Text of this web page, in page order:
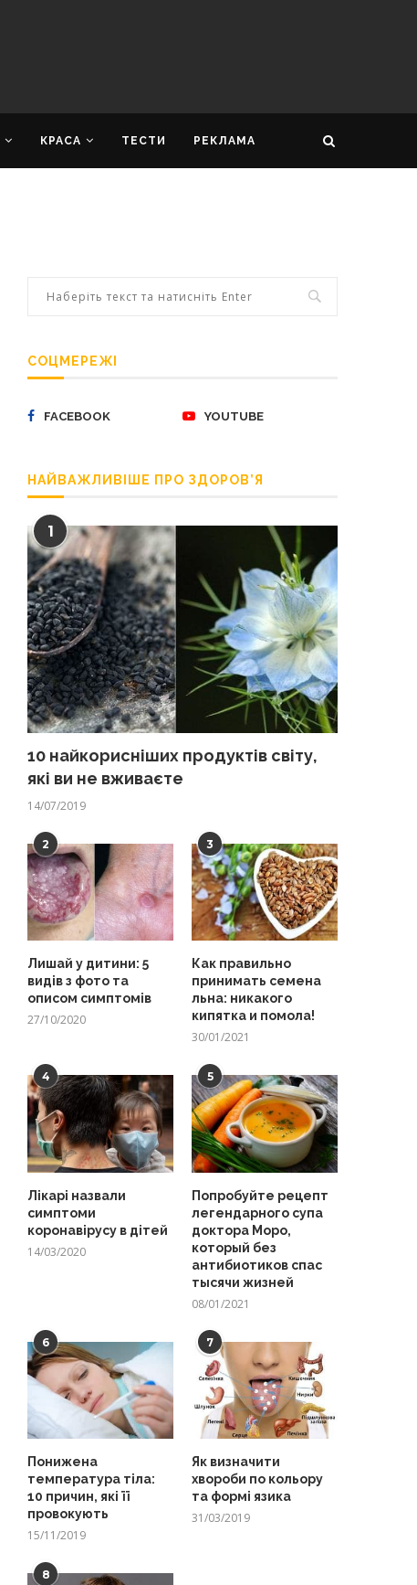
КРАСА ТЕСТИ РЕКЛАМА
СОЦМЕРЕЖІ
FACEBOOK YOUTUBE
НАЙВАЖЛИВІШЕ ПРО ЗДОРОВ’Я
1
10 найкорисніших продуктів світу,
які ви не вживаєте
14/07/2019
2
Лишай у дитини: 5
видів з фото та
описом симптомів
27/10/2020
3
Как правильно
принимать семена
льна: никакого
кипятка и помола!
30/01/2021
4
Лікарі назвали
симптоми
коронавірусу в дітей
14/03/2020
5
Попробуйте рецепт
легендарного супа
доктора Моро,
который без
антибиотиков спас
тысячи жизней
08/01/2021
6
Понижена
температура тіла:
10 причин, які її
провокують
15/11/2019
7
Як визначити
хвороби по кольору
та формі язика
31/03/2019
8